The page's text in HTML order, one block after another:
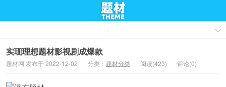
实现理想题材影视剧成爆款
题材网 发布于 2022-12-02 分类： 题材分类 阅读(423) 评论(0)